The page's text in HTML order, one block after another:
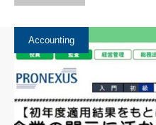
Accounting